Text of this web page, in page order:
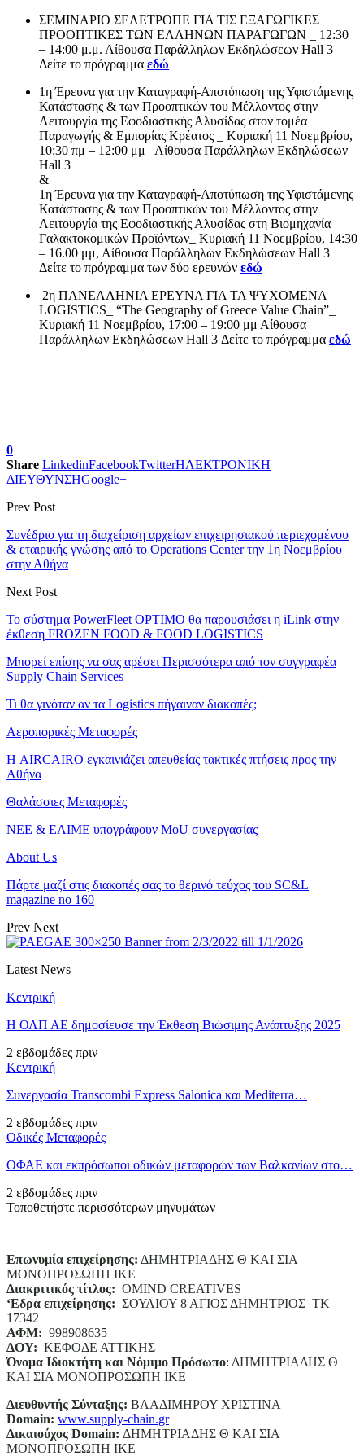
ΣΕΜΙΝΑΡΙΟ ΣΕΛΕΤΡΟΠΕ ΓΙΑ ΤΙΣ ΕΞΑΓΩΓΙΚΕΣ
ΠΡΟΟΠΤΙΚΕΣ ΤΩΝ ΕΛΛΗΝΩΝ ΠΑΡΑΓΩΓΩΝ _ 12:30
– 14:00 μ.μ. Αίθουσα Παράλληλων Εκδηλώσεων Hall 3
Δείτε το πρόγραμμα εδώ
1η Έρευνα για την Καταγραφή-Αποτύπωση της Υφιστάμενης
Κατάστασης & των Προοπτικών του Μέλλοντος στην
Λειτουργία της Εφοδιαστικής Αλυσίδας στον τομέα
Παραγωγής & Εμπορίας Κρέατος _ Κυριακή 11 Νοεμβρίου,
10:30 πμ – 12:00 μμ_ Αίθουσα Παράλληλων Εκδηλώσεων
Hall 3
&
1η Έρευνα για την Καταγραφή-Αποτύπωση της Υφιστάμενης
Κατάστασης & των Προοπτικών του Μέλλοντος στην
Λειτουργία της Εφοδιαστικής Αλυσίδας στη Βιομηχανία
Γαλακτοκομικών Προϊόντων_ Κυριακή 11 Νοεμβρίου, 14:30
– 16.00 μμ, Αίθουσα Παράλληλων Εκδηλώσεων Hall 3
Δείτε το πρόγραμμα των δύο ερευνών εδώ
2η ΠΑΝΕΛΛΗΝΙΑ ΕΡΕΥΝΑ ΓΙΑ ΤΑ ΨΥΧΟΜΕΝΑ
LOGISTICS_ “The Geography of Greece Value Chain”_
Κυριακή 11 Νοεμβρίου, 17:00 – 19:00 μμ Αίθουσα
Παράλληλων Εκδηλώσεων Hall 3 Δείτε το πρόγραμμα εδώ
0
Share LinkedinFacebookTwitterΗΛΕΚΤΡΟΝΙΚΗ
ΔΙΕΥΘΥΝΣΗGoogle+
Prev Post
Συνέδριο για τη διαχείριση αρχείων επιχειρησιακού περιεχομένου
& εταιρικής γνώσης από το Operations Center την 1η Νοεμβρίου
στην Αθήνα
Next Post
Το σύστημα PowerFleet OPTIMO θα παρουσιάσει η iLink στην
έκθεση FROZEN FOOD & FOOD LOGISTICS
Μπορεί επίσης να σας αρέσει Περισσότερα από τον συγγραφέα
Supply Chain Services
Τι θα γινόταν αν τα Logistics πήγαιναν διακοπές;
Αεροπορικές Μεταφορές
Η AIRCAIRO εγκαινιάζει απευθείας τακτικές πτήσεις προς την
Αθήνα
Θαλάσσιες Μεταφορές
ΝΕΕ & ΕΛΙΜΕ υπογράφουν MoU συνεργασίας
About Us
Πάρτε μαζί στις διακοπές σας το θερινό τεύχος του SC&L
magazine no 160
Prev Next
Latest News
Κεντρική
Η ΟΛΠ ΑΕ δημοσίευσε την Έκθεση Βιώσιμης Ανάπτυξης 2025
2 εβδομάδες πριν
Κεντρική
Συνεργασία Transcombi Express Salonica και Mediterra…
2 εβδομάδες πριν
Οδικές Μεταφορές
ΟΦΑΕ και εκπρόσωποι οδικών μεταφορών των Βαλκανίων στο…
2 εβδομάδες πριν
Τοποθετήστε περισσότερων μηνυμάτων
Επωνυμία επιχείρησης: ΔΗΜΗΤΡΙΑΔΗΣ Θ ΚΑΙ ΣΙΑ
ΜΟΝΟΠΡΟΣΩΠΗ ΙΚΕ
Διακριτικός τίτλος: ΟΜΙΝD CREATIVES
‘Eδρα επιχείρησης: ΣΟΥΛΙΟΥ 8 ΑΓΙΟΣ ΔΗΜΗΤΡΙΟΣ ΤΚ
17342
ΑΦΜ: 998908635
ΔΟΥ: ΚΕΦΟΔΕ ΑΤΤΙΚΗΣ
Όνομα Ιδιοκτήτη και Νόμιμο Πρόσωπο: ΔΗΜΗΤΡΙΑΔΗΣ Θ
ΚΑΙ ΣΙΑ ΜΟΝΟΠΡΟΣΩΠΗ ΙΚΕ
Διευθυντής Σύνταξης: ΒΛΑΔΙΜΗΡΟΥ ΧΡΙΣΤΙΝΑ
Domain: www.supply-chain.gr
Δικαιούχος Domain: ΔΗΜΗΤΡΙΑΔΗΣ Θ ΚΑΙ ΣΙΑ
ΜΟΝΟΠΡΟΣΩΠΗ ΙΚΕ